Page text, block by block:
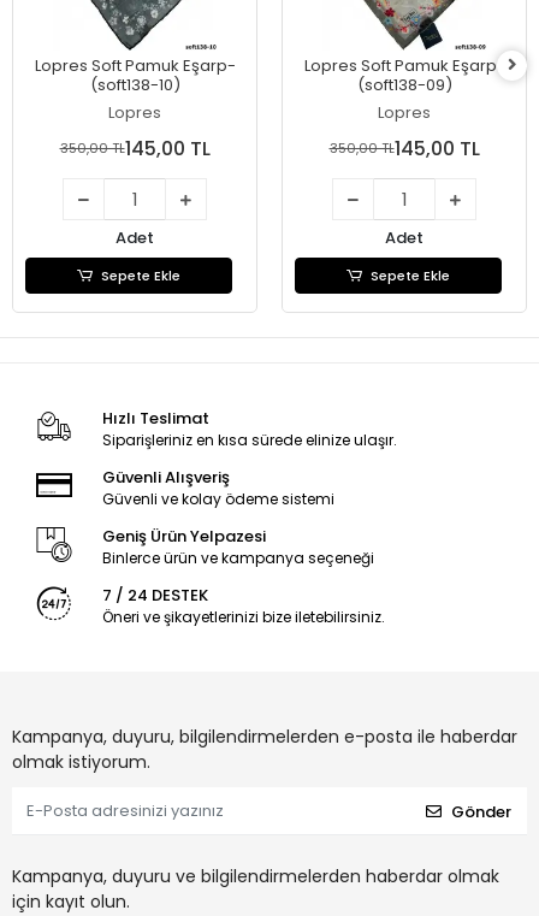
Lopres Soft Pamuk Eşarp-
(soft138-10)
Lopres
350,00 TL145,00 TL
Adet
Sepete Ekle
Lopres Soft Pamuk Eşarp-
(soft138-09)
Lopres
350,00 TL145,00 TL
Adet
Sepete Ekle
Hızlı Teslimat
Siparişleriniz en kısa sürede elinize ulaşır.
Güvenli Alışveriş
Güvenli ve kolay ödeme sistemi
Geniş Ürün Yelpazesi
Binlerce ürün ve kampanya seçeneği
7 / 24 DESTEK
Öneri ve şikayetlerinizi bize iletebilirsiniz.
Kampanya, duyuru, bilgilendirmelerden e-posta ile haberdar
olmak istiyorum.
Gönder
Kampanya, duyuru ve bilgilendirmelerden haberdar olmak
için kayıt olun.